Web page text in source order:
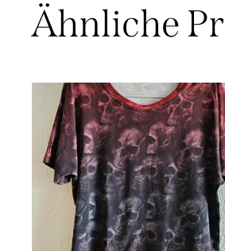
Ähnliche